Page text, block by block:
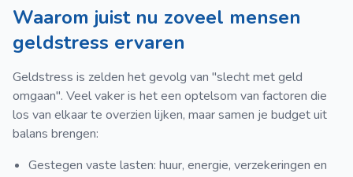
Waarom juist nu zoveel mensen
geldstress ervaren
Geldstress is zelden het gevolg van "slecht met geld
omgaan". Veel vaker is het een optelsom van factoren die
los van elkaar te overzien lijken, maar samen je budget uit
balans brengen:
Gestegen vaste lasten: huur, energie, verzekeringen en